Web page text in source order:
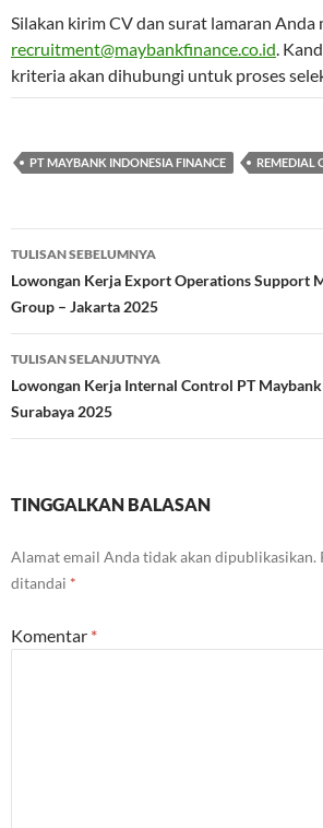
Silakan kirim CV dan surat lamaran Anda
recruitment@maybankfinance.co.id.
kriteria akan dihubungi untuk proses
PT MAYBANK INDONESIA FINANCE REMEDIAL
Navigasi
Tulisan
TULISAN SEBELUMNYA
Lowongan Kerja Export Operations Support
Group – Jakarta 2025
TULISAN SELANJUTNYA
Lowongan Kerja Internal Control PT
Surabaya 2025
TINGGALKAN BALASAN
Alamat email Anda tidak akan dipublikasikan.
ditandai *
Komentar *